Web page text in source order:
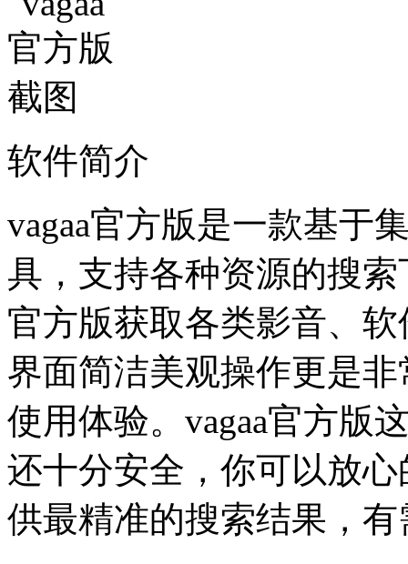
软件简介
vagaa官方版是一款基于
具，支持各种资源的搜
官方版获取各类影音、
界面简洁美观操作更是
使用体验。vagaa官方版
还十分安全，你可以放
供最精准的搜索结果，